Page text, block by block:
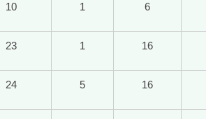
10 1 6
23 1 16
24 5 16